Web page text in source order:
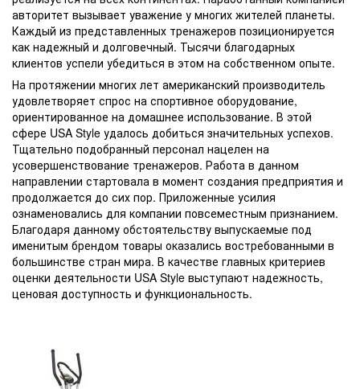
авторитет вызывает уважение у многих жителей планеты.
Каждый из представленных тренажеров позиционируется
как надежный и долговечный. Тысячи благодарных
клиентов успели убедиться в этом на собственном опыте.
На протяжении многих лет американский производитель
удовлетворяет спрос на спортивное оборудование,
ориентированное на домашнее использование. В этой
сфере USA Style удалось добиться значительных успехов.
Тщательно подобранный персонал нацелен на
усовершенствование тренажеров. Работа в данном
направлении стартовала в момент создания предприятия и
продолжается до сих пор. Приложенные усилия
ознаменовались для компании повсеместным признанием.
Благодаря данному обстоятельству выпускаемые под
именитым брендом товары оказались востребованными в
большинстве стран мира. В качестве главных критериев
оценки деятельности USA Style выступают надежность,
ценовая доступность и функциональность.